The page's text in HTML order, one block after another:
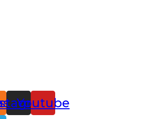
Youtube